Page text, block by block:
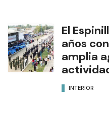
El
años
amplia
INTERIOR